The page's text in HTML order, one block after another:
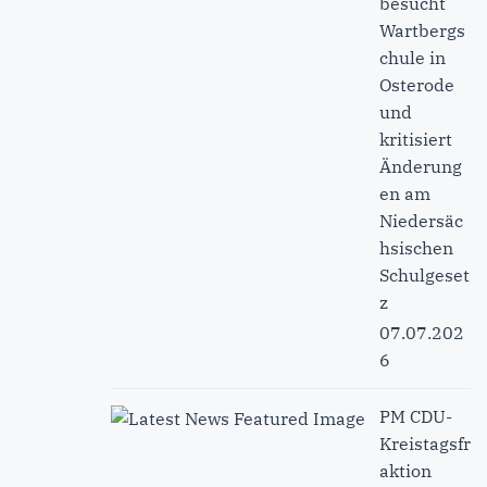
Wartbergs
chule in
Osterode
und
kritisiert
Änderung
en am
Niedersäc
hsischen
Schulgeset
z
07.07.202
6
PM CDU-
Kreistagsfr
aktion